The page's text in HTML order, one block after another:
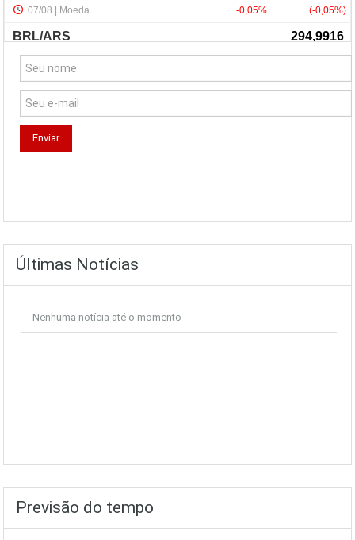
NewsLetter
Últimas Notícias
Nenhuma notícia até o momento
Previsão do tempo